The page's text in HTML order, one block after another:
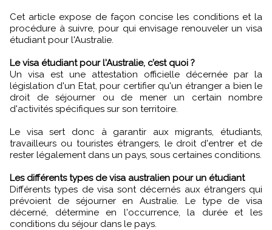
Cet article expose de façon concise les conditions et la
procédure à suivre, pour qui envisage renouveler un visa
étudiant pour l'Australie.
Le visa étudiant pour l'Australie, c’est quoi ?
Un visa est une attestation officielle décernée par la
législation d'un Etat, pour certifier qu'un étranger a bien le
droit de séjourner ou de mener un certain nombre
d'activités spécifiques sur son territoire.
Le visa sert donc à garantir aux migrants, étudiants,
travailleurs ou touristes étrangers, le droit d'entrer et de
rester légalement dans un pays, sous certaines conditions.
Les différents types de visa australien pour un étudiant
Différents types de visa sont décernés aux étrangers qui
prévoient de séjourner en Australie. Le type de visa
décerné, détermine en l'occurrence, la durée et les
conditions du séjour dans le pays.